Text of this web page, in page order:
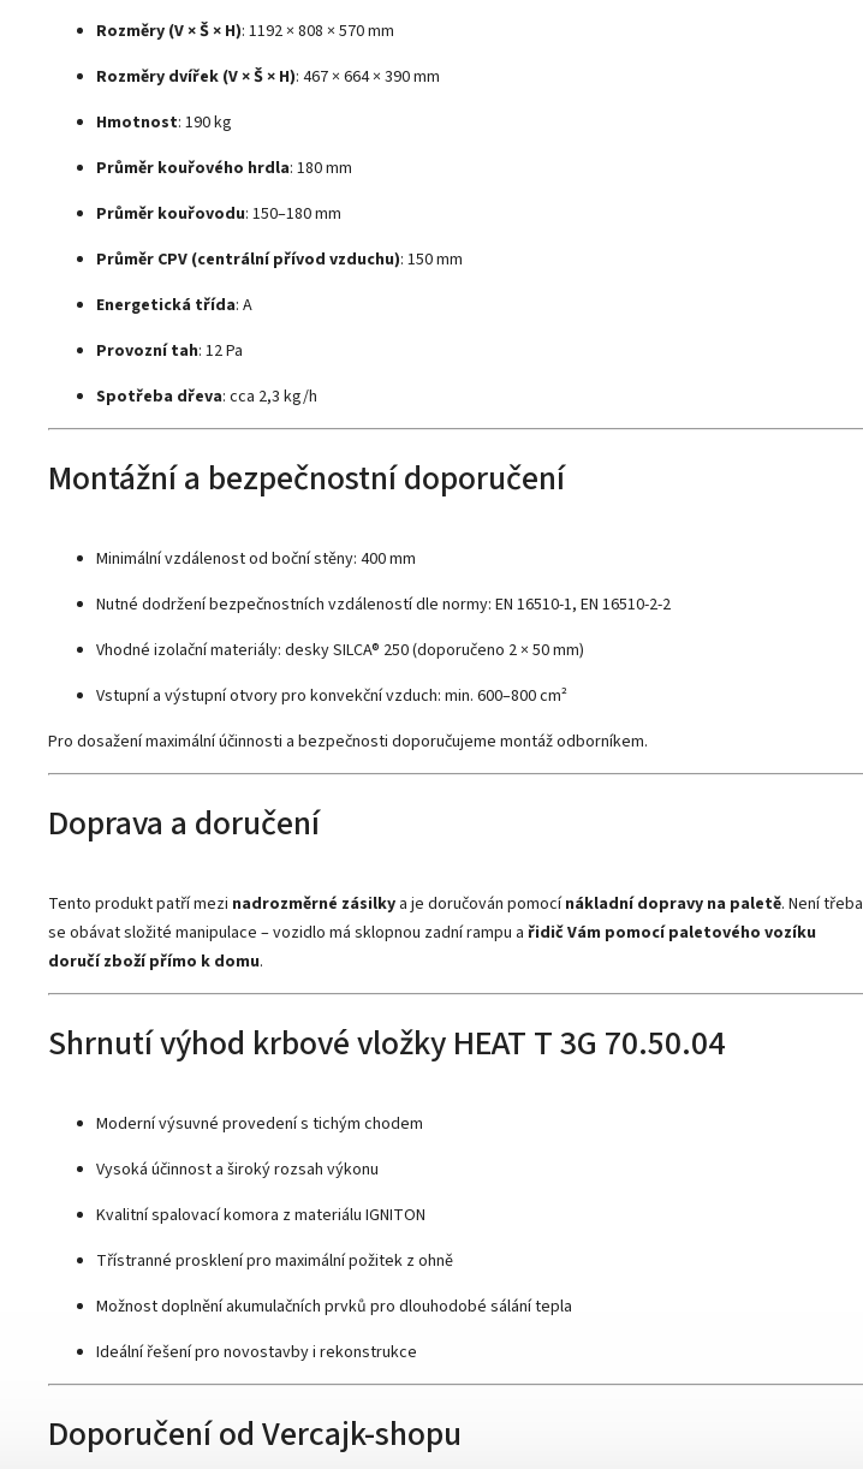
Rozměry (V × Š × H): 1192 × 808 × 570 mm
Rozměry dvířek (V × Š × H): 467 × 664 × 390 mm
Hmotnost: 190 kg
Průměr kouřového hrdla: 180 mm
Průměr kouřovodu: 150–180 mm
Průměr CPV (centrální přívod vzduchu): 150 mm
Energetická třída: A
Provozní tah: 12 Pa
Spotřeba dřeva: cca 2,3 kg/h
Montážní a bezpečnostní doporučení
Minimální vzdálenost od boční stěny: 400 mm
Nutné dodržení bezpečnostních vzdáleností dle normy: EN 16510-1, EN 16510-2-2
Vhodné izolační materiály: desky SILCA® 250 (doporučeno 2 × 50 mm)
Vstupní a výstupní otvory pro konvekční vzduch: min. 600–800 cm²
Pro dosažení maximální účinnosti a bezpečnosti doporučujeme montáž odborníkem.
Doprava a doručení
Tento produkt patří mezi nadrozměrné zásilky a je doručován pomocínákladní dopravy na paletě. Není třeba
se obávat složité manipulace – vozidlo má sklopnou zadní rampu a řidič Vám pomocí paletového vozíku
doručí zboží přímo k domu.
Shrnutí výhod krbové vložky HEAT T 3G 70.50.04
Moderní výsuvné provedení s tichým chodem
Vysoká účinnost a široký rozsah výkonu
Kvalitní spalovací komora z materiálu IGNITON
Třístranné prosklení pro maximální požitek z ohně
Možnost doplnění akumulačních prvků pro dlouhodobé sálání tepla
Ideální řešení pro novostavby i rekonstrukce
Doporučení od Vercajk-shopu